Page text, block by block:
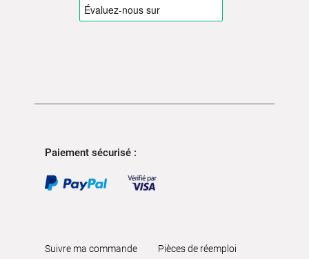
Paiement sécurisé :
Suivre ma commande
Pièces de réemploi